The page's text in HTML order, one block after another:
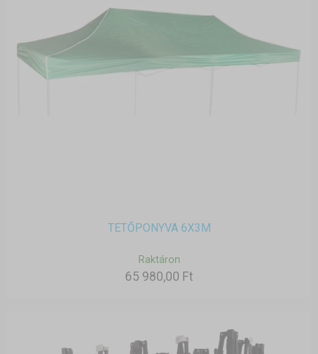
TETŐPONYVA 6X3M
Raktáron
65 980,00 Ft